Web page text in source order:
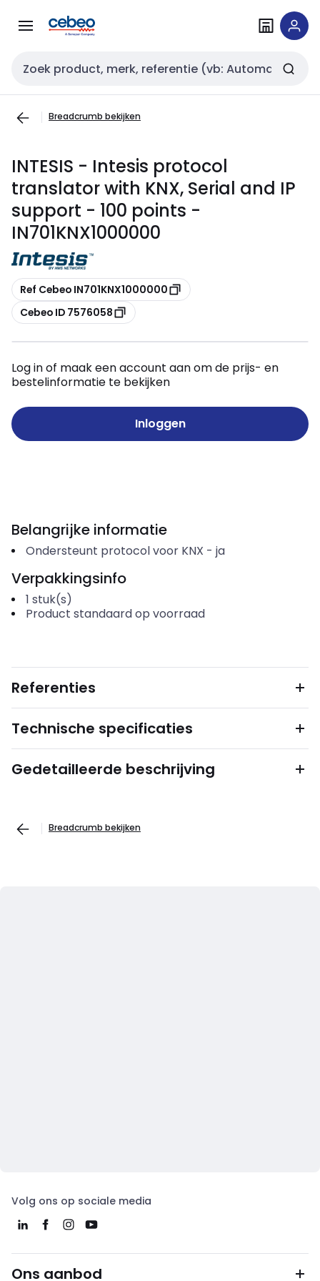
naar
naar
Zoekveld invoer
Breadcrumb bekijken
INTESIS - Intesis protocol
translator with KNX, Serial and IP
support - 100 points -
IN701KNX1000000
Kopiëren
Ref Cebeo IN701KNX1000000
Kopiëren
Cebeo ID 7576058
Log in of maak een account aan om de prijs- en
bestelinformatie te bekijken
Inloggen
Belangrijke informatie
Ondersteunt protocol voor KNX - ja
Verpakkingsinfo
1 stuk(s)
Product standaard op voorraad
Referenties
Technische specificaties
Gedetailleerde beschrijving
Breadcrumb bekijken
Volg ons op sociale media
Ons aanbod